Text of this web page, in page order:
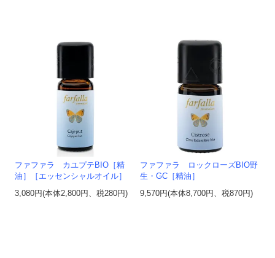
ファファラ カユプテBIO［精
油］［エッセンシャルオイル］
3,080円(本体2,800円、税280円)
ファファラ ロックローズBIO野
生・GC［精油］
9,570円(本体8,700円、税870円)